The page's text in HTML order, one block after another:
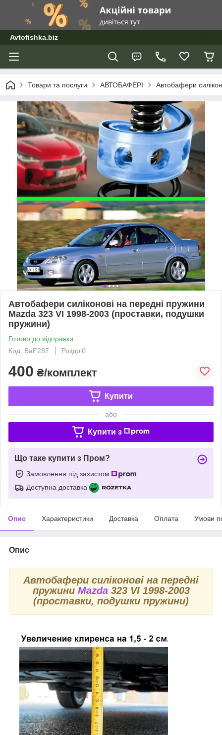
Avtofishka.biz
Товари та послуги АВТОБАФЕРІ Автобафери
Автобафери силіконові на передні пружини
Mazda 323 VI 1998-2003 (проставки, подушки
пружини)
Готово до відправки
Код: BaF287
Роздріб
400 ₴/комплект
Купити
або
Купити з
Що таке купити з Пром?
Замовлення під захистом
Доступна доставка
Опис Характеристики Доставка Оплата Умови
Опис
Автобафери силіконові на передні
пружини Mazda323 VI 1998-2003
(проставки, подушки пружини)